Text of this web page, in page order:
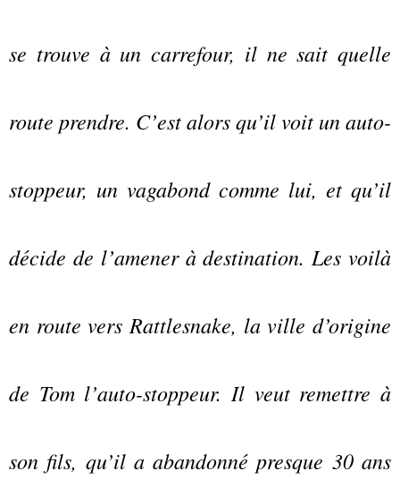
se trouve à un carrefour, il ne sait quelle
route prendre. C’est alors qu’il voit un auto-
stoppeur, un vagabond comme lui, et qu’il
décide de l’amener à destination. Les voilà
en route vers Rattlesnake, la ville d’origine
de Tom l’auto-stoppeur. Il veut remettre à
son fils, qu’il a abandonné presque 30 ans